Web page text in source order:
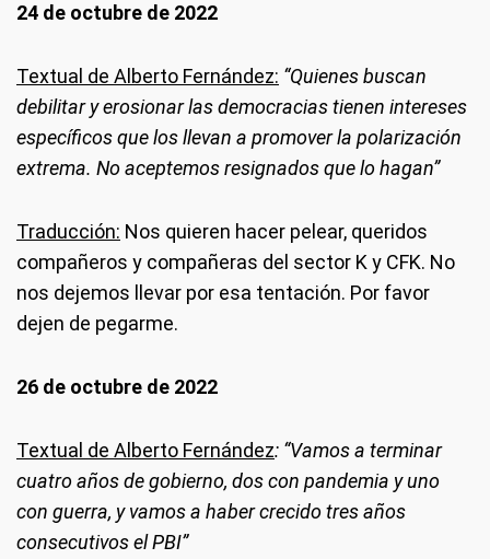
24 de octubre de 2022
Textual de Alberto Fernández: “Quienes buscan
debilitar y erosionar las democracias tienen intereses
específicos que los llevan a promover la polarización
extrema. No aceptemos resignados que lo hagan”
Traducción: Nos quieren hacer pelear, queridos
compañeros y compañeras del sector K y CFK. No
nos dejemos llevar por esa tentación. Por favor
dejen de pegarme.
26 de octubre de 2022
Textual de Alberto Fernández: “Vamos a terminar
cuatro años de gobierno, dos con pandemia y uno
con guerra, y vamos a haber crecido tres años
consecutivos el PBI”